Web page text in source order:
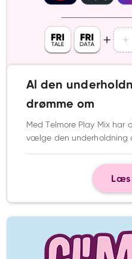
Al den
drømme om
Med Telmore Play Mix har
vælge den underholdning
Læs